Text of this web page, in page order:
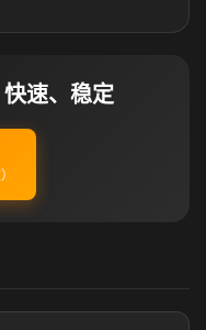
速、稳定